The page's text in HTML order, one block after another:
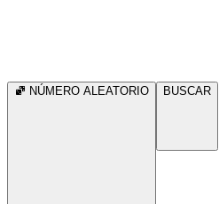
NÚMERO ALEATORIO BUSCAR